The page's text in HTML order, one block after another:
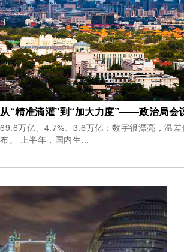
69.6万亿、4.7%、3.6万亿：数字很漂亮，温差也很大 7月15日，2026年中国经
布。 上半年，国内生...